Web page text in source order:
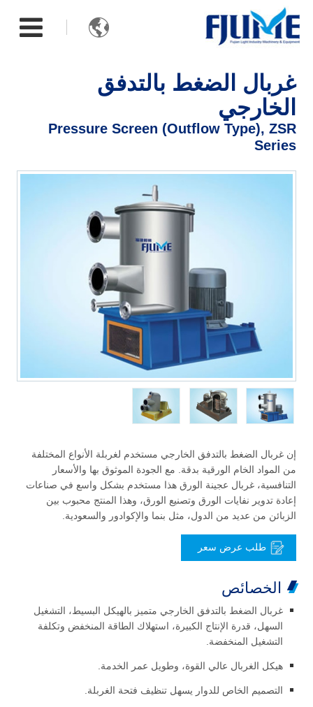

غربال الضغط بالتدفق
الخارجي
Pressure Screen (Outflow Type), ZSR
Series
إن غربال الضغط بالتدفق الخارجي مستخدم لغربلة الأنواع المختلفة
من المواد الخام الورقية بدقة. مع الجودة الموثوق بها والأسعار
التنافسية، غربال عجينة الورق هذا مستخدم بشكل واسع في صناعات
إعادة تدوير نفايات الورق وتصنيع الورق، وهذا المنتج محبوب بين
الزبائن من عديد من الدول، مثل بنما والإكوادور والسعودية.
طلب عرض سعر
الخصائص
غربال الضغط بالتدفق الخارجي متميز بالهيكل البسيط، التشغيل
السهل، قدرة الإنتاج الكبيرة، استهلاك الطاقة المنخفض وتكلفة
التشغيل المنخفضة.
هيكل الغربال عالي القوة، وطويل عمر الخدمة.
التصميم الخاص للدوار يسهل تنظيف فتحة الغربلة.